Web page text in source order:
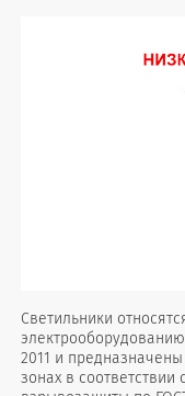
Светильники
2011 и
зонах в